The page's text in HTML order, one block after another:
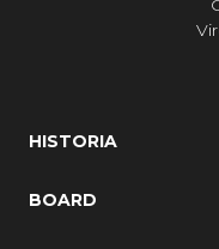
HISTORIA
BOARD